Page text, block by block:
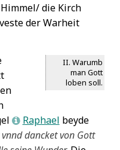
die Kirch
der Warheit
II. Warumb
man Gott
loben soll.
L Raphael beyde
dancket von Gott